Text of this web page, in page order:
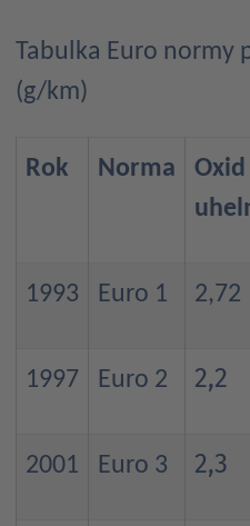
Tabulka Euro normy
(g/km)
Rok Norma
Oxid
1993 Euro 1 2,72
1997 Euro 2 2,2
2001 Euro 3 2,3